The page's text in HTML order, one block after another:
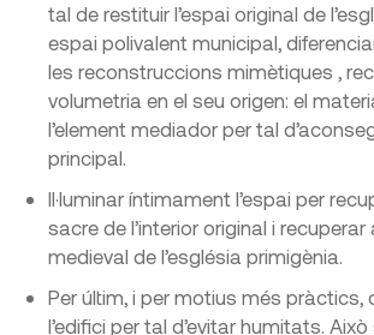
tal de restituir l’espai original de
espai polivalent municipal,
les reconstruccions mimètiques ,
volumetria en el seu origen: el
l’element mediador per tal
principal.
Il·luminar íntimament l’espai per
sacre de l’interior original i recuperar
medieval de l’església primigènia.
Per últim, i per motius més pràctics,
l’edifici per tal d’evitar humitats.